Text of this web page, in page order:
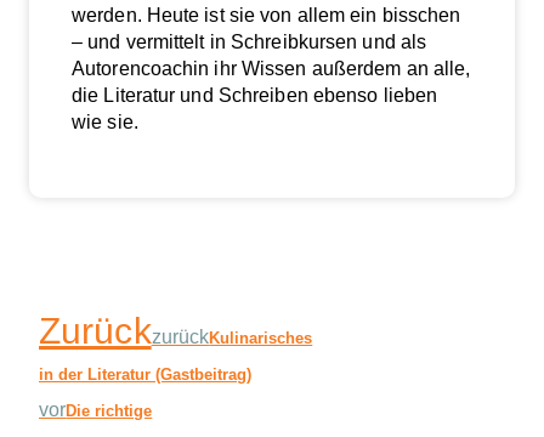
werden. Heute ist sie von allem ein bisschen
– und vermittelt in Schreibkursen und als
Autorencoachin ihr Wissen außerdem an alle,
die Literatur und Schreiben ebenso lieben
wie sie.
ZurückzurückKulinarisches
in der Literatur (Gastbeitrag)
vorDie richtige